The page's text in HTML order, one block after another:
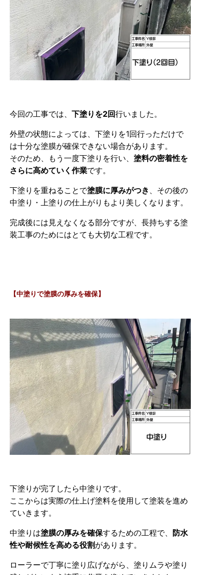
今回の工事では、 下塗りを2回行いました。
外壁の状態によっては、下塗りを1回行っただけで
は十分な塗膜が確保できない場合があります。
そのため、もう一度下塗りを行い、 塗料の密着性を
さらに高めていく作業です。
下塗りを重ねることで塗膜に厚みがつき 、その後の
中塗り・上塗りの仕上がりもより美しくなります。
完成後には見えなくなる部分ですが、長持ちする塗
装工事のためにはとても大切な工程です。
【中塗りで塗膜の厚みを確保】
下塗りが完了したら中塗りです。
ここからは実際の仕上げ塗料を使用して塗装を進め
ていきます。
中塗りは塗膜の厚みを確保するための工程で、 防水
性や耐候性を高める役割があります。
ローラーで丁寧に塗り広げながら、塗りムラや塗り